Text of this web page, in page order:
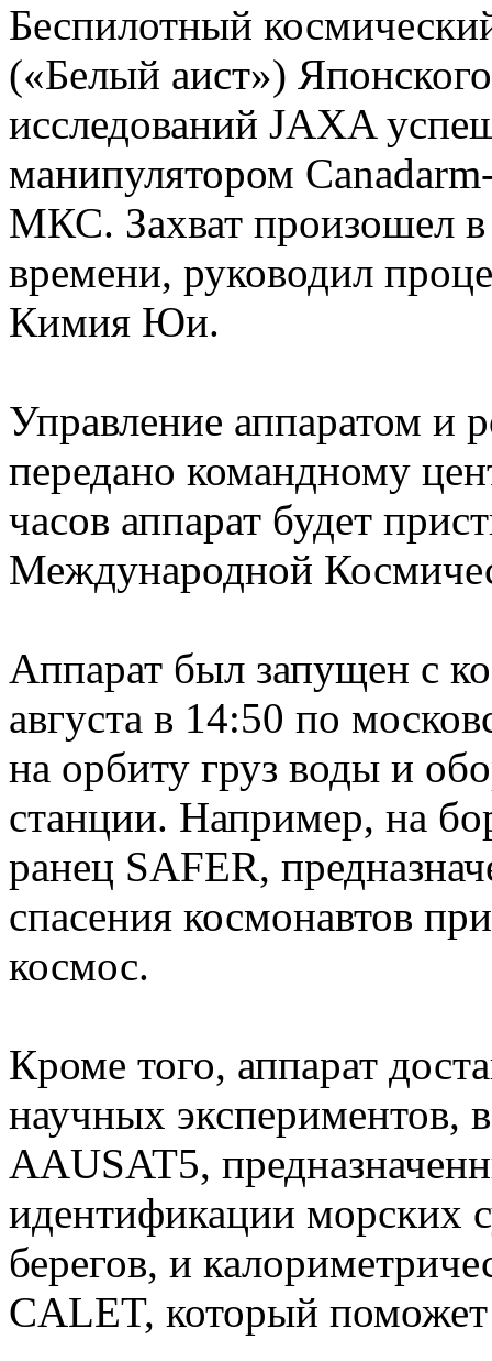
Беспилотный
(«Белый аист»)
исследований JAXA
манипулятором
МКС. Захват произошел
времени, руководил
Кимия Юи.
Управление аппаратом и
передано командному
часов аппарат будет
Международной
Аппарат был запущен с
августа в 14:50 по
на орбиту груз воды и
станции. Например, на
ранец SAFER,
спасения космонавтов
космос.
Кроме того, аппарат
научных экспериментов,
AAUSAT5,
идентификации морских
берегов, и
CALET, который